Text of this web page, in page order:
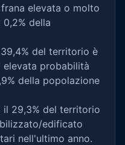
elevata o molto
della
del territorio è
elevata probabilità
della popolazione
il 29,3% del territorio
edificato
nell'ultimo anno.